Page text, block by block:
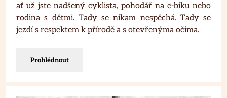
ať už jste nadšený cyklista, pohodář na e-biku nebo
rodina s dětmi. Tady se nikam nespěchá. Tady se
jezdí s respektem k přírodě a s otevřenýma očima.
Prohlédnout